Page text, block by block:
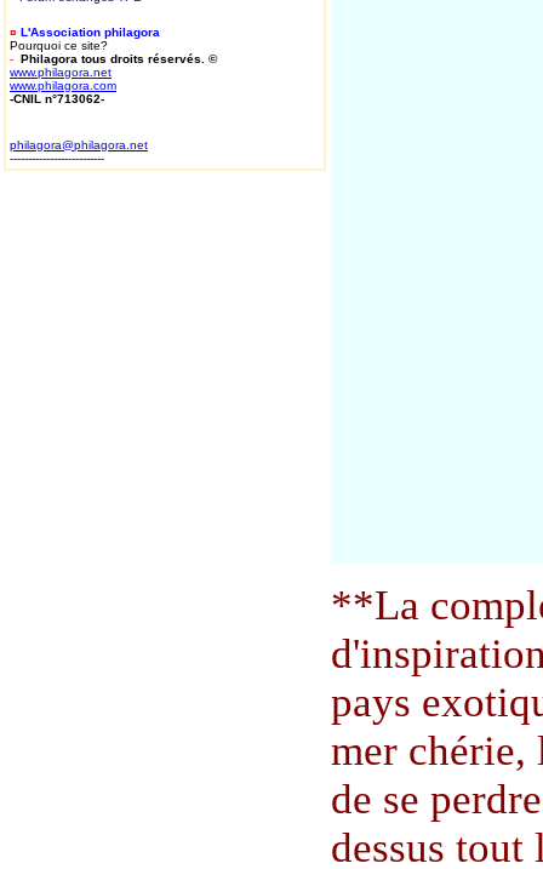
¤ L'Association philagora
Pourquoi ce site?
- Philagora tous droits réservés. ©
www.philagora.net
www.philagora.com
-CNIL n°713062-
philagora@philagora.net
--------------------------
**La
pays
mer chérie,
de se
dessus